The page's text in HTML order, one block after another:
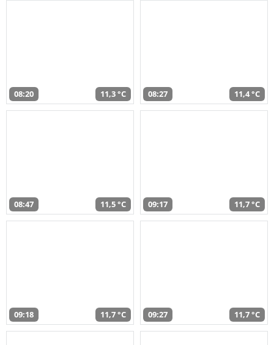
08:20 11,3 °C 08:27 11,4 °C
08:47 11,5 °C 09:17 11,7 °C
09:18 11,7 °C 09:27 11,7 °C